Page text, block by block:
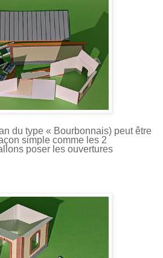
du type « Bourbonnais) peut être
simple comme les 2
poser les ouvertures